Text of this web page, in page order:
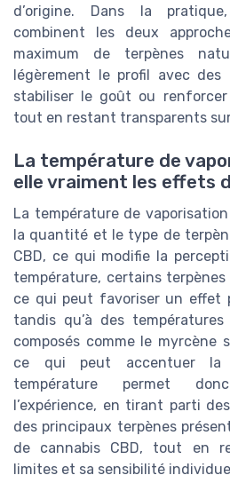
d’origine. Dans la
combinent les deux
maximum de terpènes
légèrement le profil avec des
stabiliser le goût ou
tout en restant transparents
La température de
elle vraiment les effets
La température de
la quantité et le type de
CBD, ce qui modifie la
température, certains
ce qui peut favoriser un effet
tandis qu’à des températures
composés comme le myrcène
ce qui peut accentuer la
température permet
l’expérience, en tirant parti
des principaux terpènes
de cannabis CBD, tout en
limites et sa sensibilité